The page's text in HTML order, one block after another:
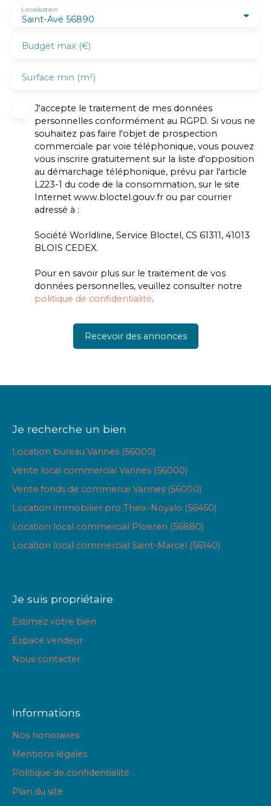
Saint-Avé 56890
Localisation
Budget max (€)
Surface min (m²)
J'accepte le traitement de mes données
personnelles conformément au RGPD. Si vous ne
souhaitez pas faire l'objet de prospection
commerciale par voie téléphonique, vous pouvez
vous inscrire gratuitement sur la liste d'opposition
au démarchage téléphonique, prévu par l'article
L223-1 du code de la consommation, sur le site
Internet www.bloctel.gouv.fr ou par courrier
adressé à :
Société Worldline, Service Bloctel, CS 61311, 41013
BLOIS CEDEX.
Pour en savoir plus sur le traitement de vos
données personnelles, veuillez consulter notre
politique de confidentialité.
Recevoir des annonces
Je recherche un bien
Location bureau Vannes (56000)
Vente local commercial Vannes (56000)
Vente fonds de commerce Vannes (56000)
Location immobilier pro Theix-Noyalo (56450)
Location local commercial Ploeren (56880)
Location local commercial Saint-Marcel (56140)
Je suis propriétaire
Estimez votre bien
Espace vendeur
Nous contacter
Informations
Nos honoraires
Mentions légales
Politique de confidentialité
Plan du site